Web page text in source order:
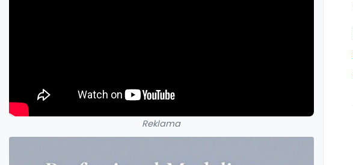
Reklama